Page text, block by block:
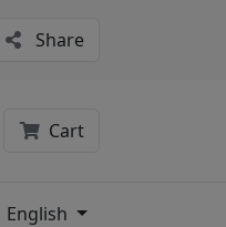
Share
Cart
English